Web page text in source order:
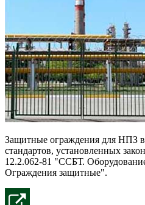
Защитные ограждения для НПЗ
стандартов, установленных
12.2.062-81 "ССБТ.
Ограждения защитные".